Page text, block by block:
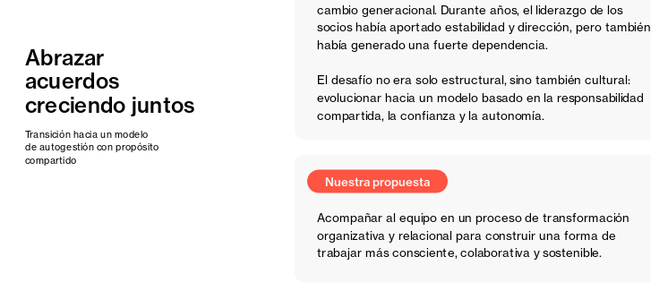
cambio generacional. Durante años, el liderazgo de los
socios había aportado estabilidad y dirección, pero también
había generado una fuerte dependencia.
El desafío no era solo estructural, sino también cultural:
evolucionar hacia un modelo basado en la responsabilidad
compartida, la confianza y la autonomía.
Abrazar
acuerdos
creciendo juntos
Transición hacia un modelo
de autogestión con propósito
compartido
Nuestra propuesta
Acompañar al equipo en un proceso de transformación
organizativa y relacional para construir una forma de
trabajar más consciente, colaborativa y sostenible.